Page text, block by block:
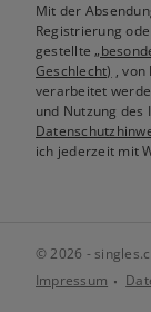
Mit der
Registrierung
gestellte
Geschlecht) , von
verarbeitet
und Nutzung des
ich jederzeit mit
© 2026 -
Impressum